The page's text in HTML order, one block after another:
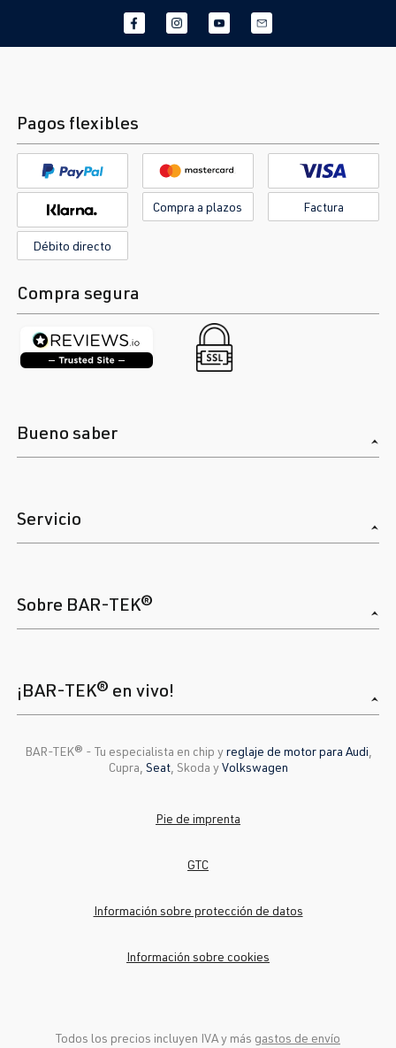
Pagos flexibles
Compra a plazos Factura
Débito directo
Compra segura
Bueno saber
Servicio
Sobre BAR-TEK®
¡BAR-TEK® en vivo!
BAR-TEK®️ - Tu especialista en chip yreglaje de motor para Audi
Cupra, Seat, Skoda yVolkswagen
Todos los precios incluyen IVA y más gastos de envío
Pie de imprenta
GTC
Información sobre protección de datos
Información sobre cookies